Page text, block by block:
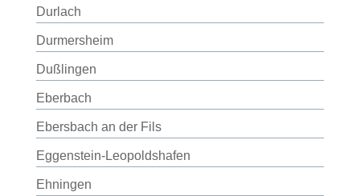
Durlach
Durmersheim
Dußlingen
Eberbach
Ebersbach an der Fils
Eggenstein-Leopoldshafen
Ehningen